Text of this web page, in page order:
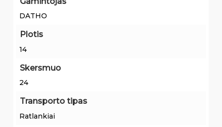
DATHO
Plotis
14
Skersmuo
24
Transporto tipas
Ratlankiai